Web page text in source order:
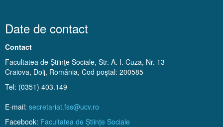
Date de contact
Contact
Facultatea de Ştiinţe Sociale, Str. A. I. Cuza, Nr. 13
Craiova, Dolj, România, Cod poștal: 200585
Tel: (0351) 403.149
E-mail: secretariat.fss@ucv.ro
Facebook: Facultatea de Științe Sociale